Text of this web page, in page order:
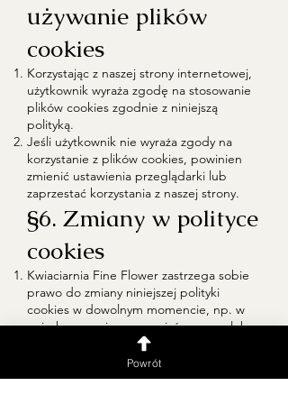
używanie plików
cookies
Korzystając z naszej strony internetowej,
użytkownik wyraża zgodę na stosowanie
plików cookies zgodnie z niniejszą
polityką.
Jeśli użytkownik nie wyraża zgody na
korzystanie z plików cookies, powinien
zmienić ustawienia przeglądarki lub
zaprzestać korzystania z naszej strony.
§6. Zmiany w polityce
cookies
Kwiaciarnia Fine Flower zastrzega sobie
prawo do zmiany niniejszej polityki
cookies w dowolnym momencie, np. w
związku ze zmianą przepisów prawa lub
Aktualna polityka cookies jest dostępna
na stronie internetowej kwiaciarni.
Powrót